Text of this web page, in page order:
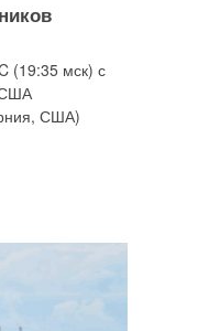
(19:35 мск) с
США
США)